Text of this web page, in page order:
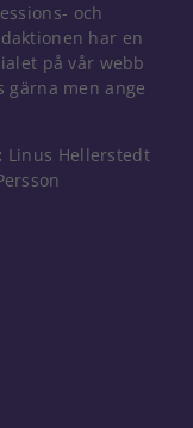
och
har en
på vår webb
gärna men ange
Linus Hellerstedt